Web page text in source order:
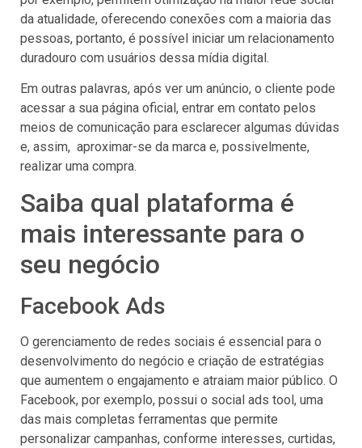
da atualidade, oferecendo conexões com a maioria das
pessoas, portanto, é possível iniciar um relacionamento
duradouro com usuários dessa mídia digital.
Em outras palavras, após ver um anúncio, o cliente pode
acessar a sua página oficial, entrar em contato pelos
meios de comunicação para esclarecer algumas dúvidas
e, assim, aproximar-se da marca e, possivelmente,
realizar uma compra.
Saiba qual plataforma é
mais interessante para o
seu negócio
Facebook Ads
O gerenciamento de redes sociais é essencial para o
desenvolvimento do negócio e criação de estratégias
que aumentem o engajamento e atraiam maior público. O
Facebook, por exemplo, possui o social ads tool, uma
das mais completas ferramentas que permite
personalizar campanhas, conforme interesses, curtidas,